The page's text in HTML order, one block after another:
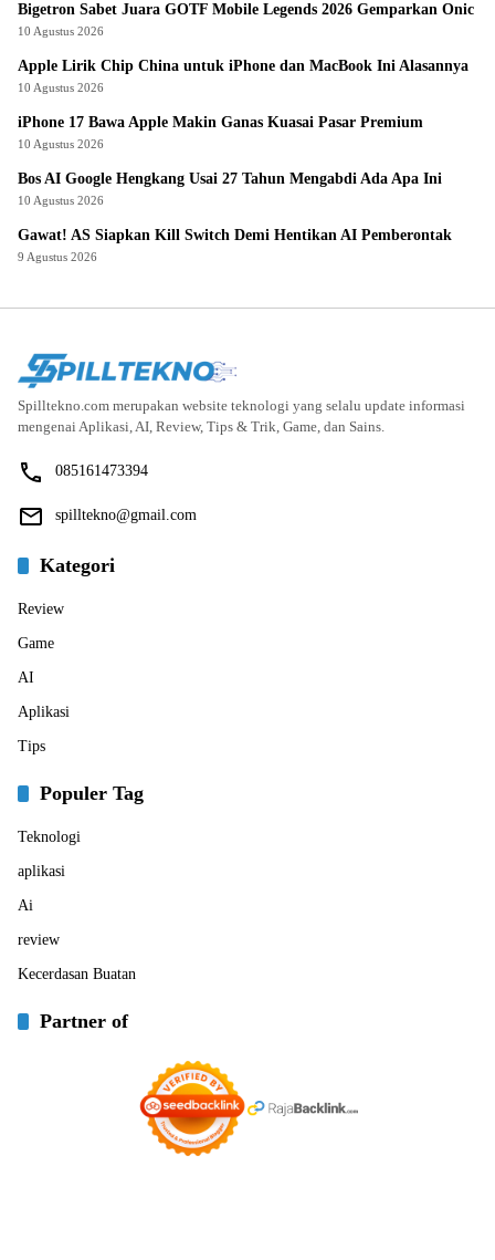
Bigetron Sabet Juara GOTF Mobile Legends 2026 Gemparkan Onic
10 Agustus 2026
Apple Lirik Chip China untuk iPhone dan MacBook Ini Alasannya
10 Agustus 2026
iPhone 17 Bawa Apple Makin Ganas Kuasai Pasar Premium
10 Agustus 2026
Bos AI Google Hengkang Usai 27 Tahun Mengabdi Ada Apa Ini
10 Agustus 2026
Gawat! AS Siapkan Kill Switch Demi Hentikan AI Pemberontak
9 Agustus 2026
Spilltekno.com merupakan website teknologi yang selalu update informasi
mengenai Aplikasi, AI, Review, Tips & Trik, Game, dan Sains.
085161473394
spilltekno@gmail.com
Kategori
Review
Game
AI
Aplikasi
Tips
Populer Tag
Teknologi
aplikasi
Ai
review
Kecerdasan Buatan
Partner of